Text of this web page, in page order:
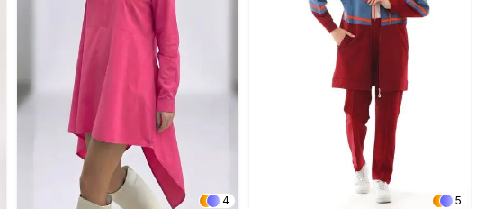
4 5